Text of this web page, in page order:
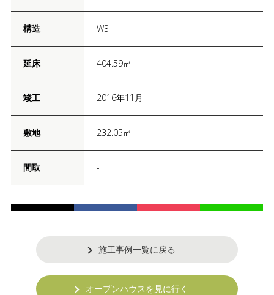
構造 W3
延床 404.59㎡
竣工 2016年11月
敷地 232.05㎡
間取 -
施工事例一覧に戻る
オープンハウスを見に行く